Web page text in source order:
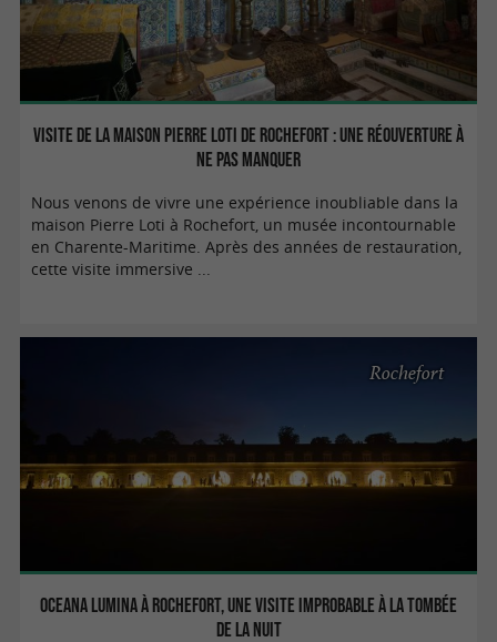
Visite de La Maison Pierre Loti de Rochefort : une réouverture à
ne pas manquer
Nous venons de vivre une expérience inoubliable dans la
maison Pierre Loti à Rochefort, un musée incontournable
en Charente-Maritime. Après des années de restauration,
cette visite immersive ...
Oceana Lumina à Rochefort, une visite improbable à la tombée
de la nuit
Rochefort